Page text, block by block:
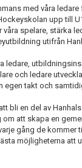
med våra
upp till
våra spelare, stärka
utifrån
ledare,
och ledare
egen takt och
bli en del av
att skapa en
gång de kommer
möjligheterna